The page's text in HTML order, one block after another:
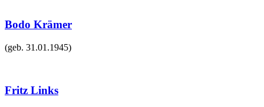
Bodo Krämer
(geb. 31.01.1945)
Fritz Links